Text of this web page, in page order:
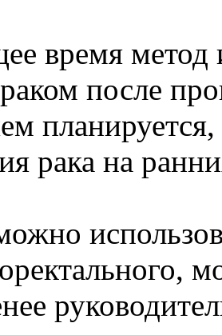
время метод
после
планируется,
рака на